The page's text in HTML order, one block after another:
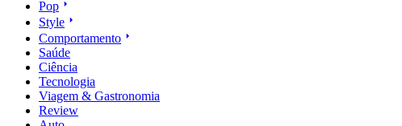
Pop
Style
Comportamento
Saúde
Ciência
Tecnologia
Viagem & Gastronomia
Review